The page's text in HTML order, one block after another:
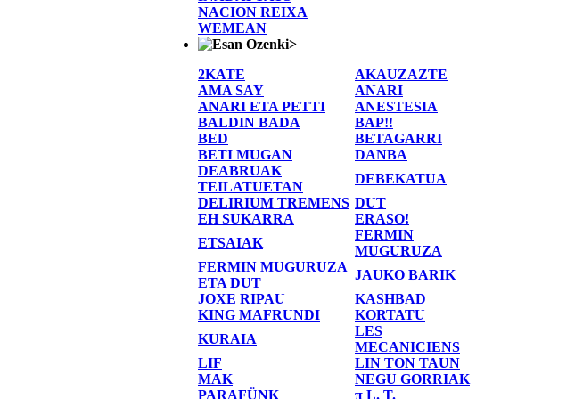
NACION REIXA
WEMEAN
>
2KATE
AKAUZAZTE
AMA SAY
ANARI
ANARI ETA PETTI
ANESTESIA
BALDIN BADA
BAP!!
BED
BETAGARRI
BETI MUGAN
DANBA
DEABRUAK
TEILATUETAN
DEBEKATUA
DELIRIUM TREMENS DUT
EH SUKARRA
ERASO!
ETSAIAK
FERMIN
MUGURUZA
FERMIN MUGURUZA
ETA DUT
JAUKO BARIK
JOXE RIPAU
KASHBAD
KING MAFRUNDI
KORTATU
KURAIA
LES
MECANICIENS
LIF
LIN TON TAUN
MAK
NEGU GORRIAK
PARAFÜNK
π L. T.